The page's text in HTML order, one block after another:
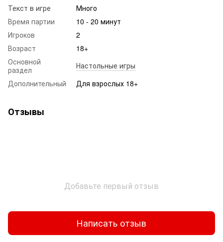
Текст в игре
Много
Время партии
10 - 20 минут
Игроков
2
Возраст
18+
Основной
раздел
Настольные игры
Дополнительный
Для взрослых 18+
Отзывы
Добавьте первый отзыв
Написать отзыв